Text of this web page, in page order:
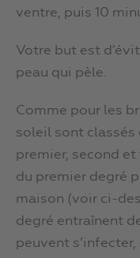
ventre, puis 10
Votre but est
peau qui pèle.
Comme pour les
soleil sont classés
premier, second
du premier degré
maison (voir ci-
degré entraînent
peuvent